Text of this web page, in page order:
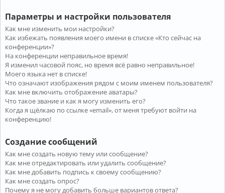
Параметры и настройки пользователя
Как мне изменить мои настройки?
Как избежать появления моего имени в списке «Кто сейчас на
конференции»?
На конференции неправильное время!
Я изменил часовой пояс, но время всё равно неправильное!
Моего языка нет в списке!
Что означают изображения рядом с моим именем пользователя?
Как мне включить отображение аватары?
Что такое звание и как я могу изменить его?
Когда я щёлкаю по ссылке «email», от меня требуют войти на
конференцию!
Создание сообщений
Как мне создать новую тему или сообщение?
Как мне отредактировать или удалить сообщение?
Как мне добавить подпись к своему сообщению?
Как мне создать опрос?
Почему я не могу добавить больше вариантов ответа?